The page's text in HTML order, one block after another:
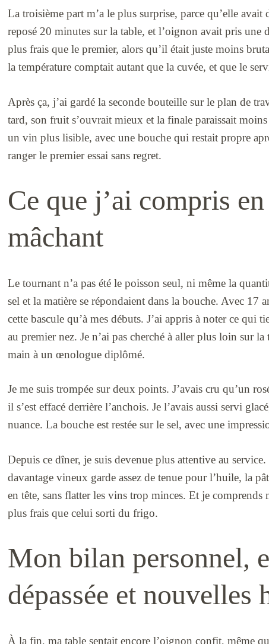
La troisième part m’a le plus surprise, parce qu’elle
reposé 20 minutes sur la table, et l’oignon avait pris une
plus frais que le premier, alors qu’il était juste moins
la température comptait autant que la cuvée, et que le
Après ça, j’ai gardé la seconde bouteille sur le plan de
tard, son fruit s’ouvrait mieux et la finale paraissait
un vin plus lisible, avec une bouche qui restait propre
ranger le premier essai sans regret.
Ce que j’ai compris
mâchant
Le tournant n’a pas été le poisson seul, ni même la
sel et la matière se répondaient dans la bouche. Avec 17
cette bascule qu’à mes débuts. J’ai appris à noter ce qui
au premier nez. Je n’ai pas cherché à aller plus loin sur
main à un œnologue diplômé.
Je me suis trompée sur deux points. J’avais cru qu’un
il s’est effacé derrière l’anchois. Je l’avais aussi servi
nuance. La bouche est restée sur le sel, avec une
Depuis ce dîner, je suis devenue plus attentive au
davantage vineux garde assez de tenue pour l’huile, la
en tête, sans flatter les vins trop minces. Et je
plus frais que celui sorti du frigo.
Mon bilan personnel,
dépassée et nouvelles
À la fin, ma table sentait encore l’oignon confit, même